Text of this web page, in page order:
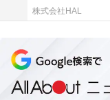
＞次のページ：9
※回答者のコメン
株式会社HAL